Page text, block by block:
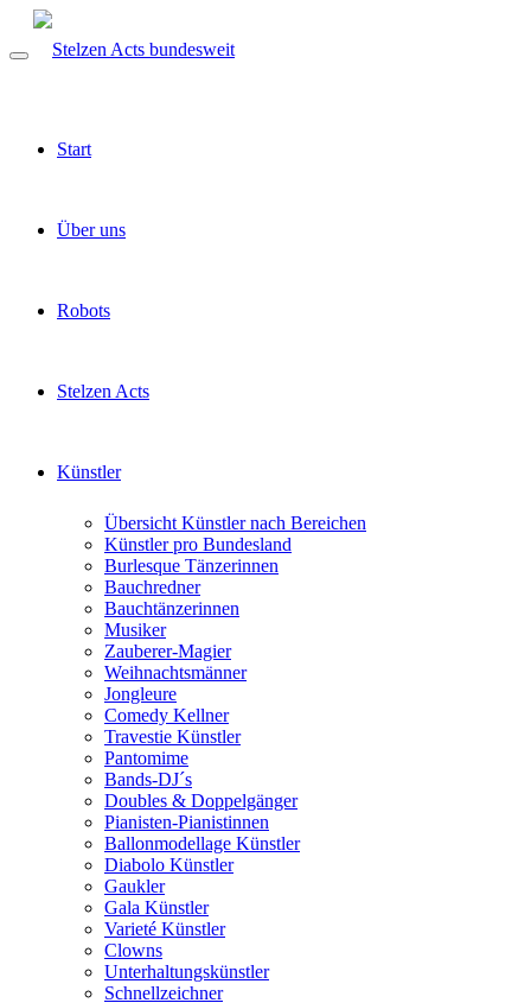
Start
Über uns
Robots
Stelzen Acts
Künstler
Übersicht Künstler nach Bereichen
Künstler pro Bundesland
Burlesque Tänzerinnen
Bauchredner
Bauchtänzerinnen
Musiker
Zauberer-Magier
Weihnachtsmänner
Jongleure
Comedy Kellner
Travestie Künstler
Pantomime
Bands-DJ´s
Doubles & Doppelgänger
Pianisten-Pianistinnen
Ballonmodellage Künstler
Diabolo Künstler
Gaukler
Gala Künstler
Varieté Künstler
Clowns
Unterhaltungskünstler
Schnellzeichner